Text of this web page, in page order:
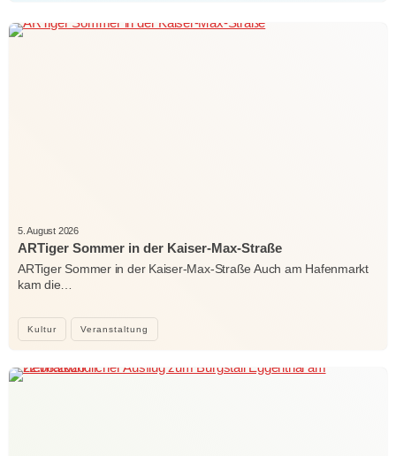
Kultur Veranstaltung
5. August 2026
ARTiger Sommer in der Kaiser-Max-Straße
ARTiger Sommer in der Kaiser-Max-Straße Auch am Hafenmarkt
kam die…